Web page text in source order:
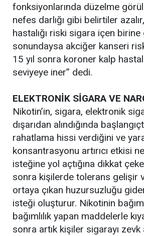
fonksiyonlarında düzelme
nefes darlığı gibi belirtiler
hastalığı riski sigara içen birine
sonundaysa akciğer kanseri
15 yıl sonra koroner kalp
seviyeye iner” dedi.
ELEKTRONİK SİGARA VE
Nikotin’in, sigara, elektronik
dışarıdan alındığında
rahatlama hissi verdiğini ve
konsantrasyonu artırıcı etkisi
isteğine yol açtığına dikkat
sonra kişilerde tolerans gelişir
ortaya çıkan huzursuzluğu
isteği oluşturur. Nikotinin
bağımlılık yapan maddelerle
sonra artık kişiler sigarayı